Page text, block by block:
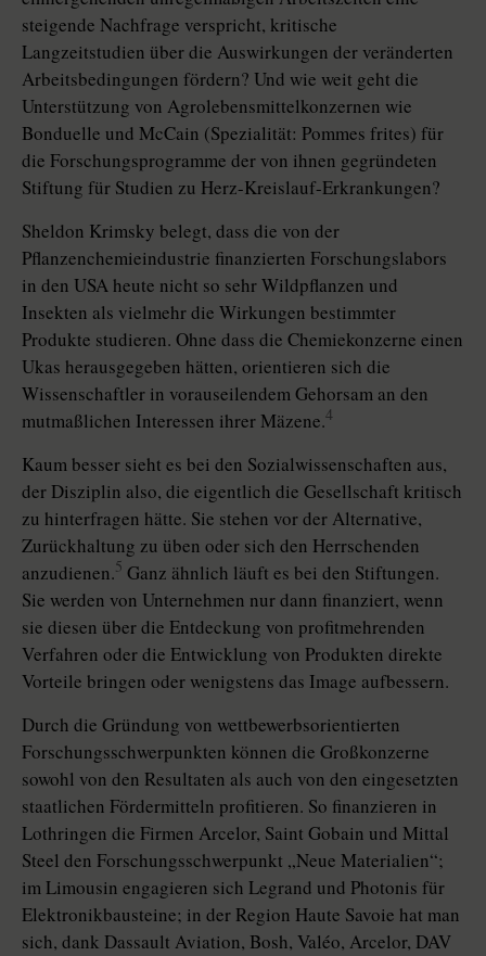
steigende Nachfrage verspricht, kritische
Langzeitstudien über die Auswirkungen der veränderten
Arbeitsbedingungen fördern? Und wie weit geht die
Unterstützung von Agrolebensmittelkonzernen wie
Bonduelle und McCain (Spezialität: Pommes frites) für
die Forschungsprogramme der von ihnen gegründeten
Stiftung für Studien zu Herz-Kreislauf-Erkrankungen?
Sheldon Krimsky belegt, dass die von der
Pflanzenchemieindustrie finanzierten Forschungslabors
in den USA heute nicht so sehr Wildpflanzen und
Insekten als vielmehr die Wirkungen bestimmter
Produkte studieren. Ohne dass die Chemiekonzerne einen
Ukas herausgegeben hätten, orientieren sich die
Wissenschaftler in vorauseilendem Gehorsam an den
mutmaßlichen Interessen ihrer Mäzene.4
Kaum besser sieht es bei den Sozialwissenschaften aus,
der Disziplin also, die eigentlich die Gesellschaft kritisch
zu hinterfragen hätte. Sie stehen vor der Alternative,
Zurückhaltung zu üben oder sich den Herrschenden
anzudienen.5 Ganz ähnlich läuft es bei den Stiftungen.
Sie werden von Unternehmen nur dann finanziert, wenn
sie diesen über die Entdeckung von profitmehrenden
Verfahren oder die Entwicklung von Produkten direkte
Vorteile bringen oder wenigstens das Image aufbessern.
Durch die Gründung von wettbewerbsorientierten
Forschungsschwerpunkten können die Großkonzerne
sowohl von den Resultaten als auch von den eingesetzten
staatlichen Fördermitteln profitieren. So finanzieren in
Lothringen die Firmen Arcelor, Saint Gobain und Mittal
Steel den Forschungsschwerpunkt „Neue Materialien“;
im Limousin engagieren sich Legrand und Photonis für
Elektronikbausteine; in der Region Haute Savoie hat man
sich, dank Dassault Aviation, Bosh, Valéo, Arcelor, DAV